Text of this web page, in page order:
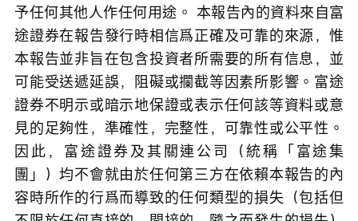
予任何其他人作任何用途。 本報告內的資料來自富
途證券在報告發行時相信爲正確及可靠的來源，惟
本報告並非旨在包含投資者所需要的所有信息，並
可能受送遞延誤，阻礙或攔截等因素所影響。富途
證券不明示或暗示地保證或表示任何該等資料或意
見的足夠性，準確性，完整性，可靠性或公平性。
因此，富途證券及其關連公司（統稱「富途集
團」）均不會就由於任何第三方在依賴本報告的內
容時所作的行爲而導致的任何類型的損失（包括但